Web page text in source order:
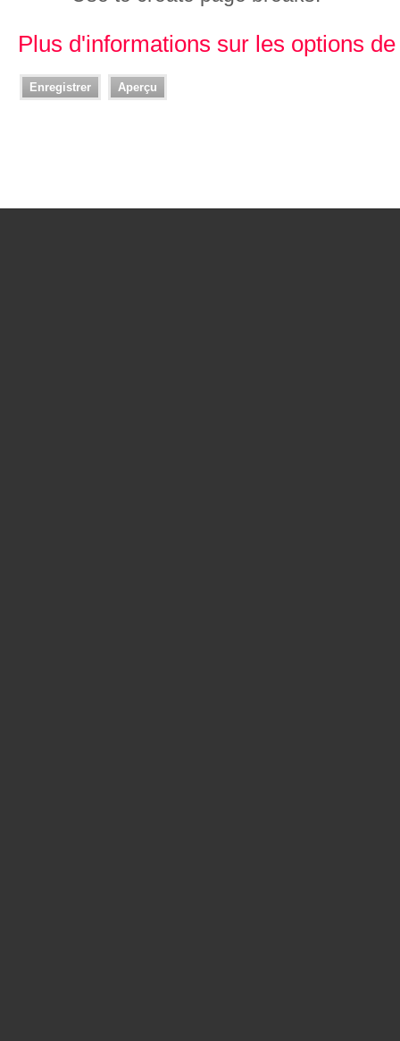
Plus d'informations sur les options